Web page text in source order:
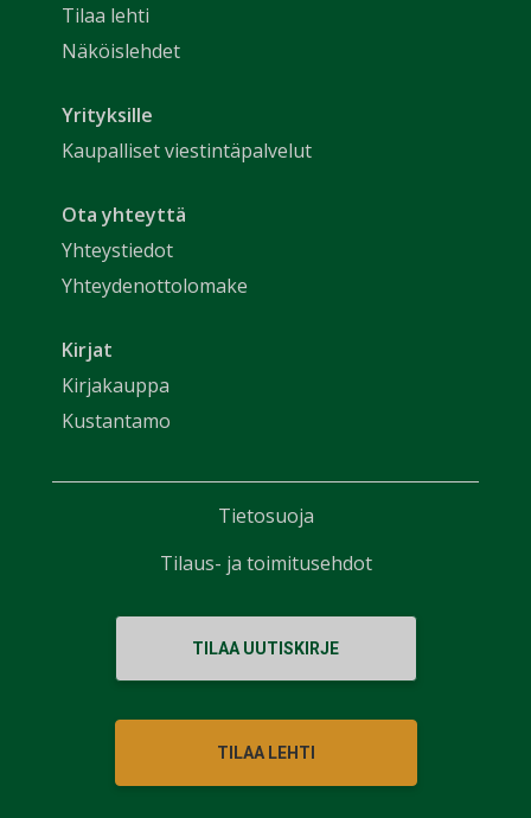
Tilaa lehti
Näköislehdet
Yrityksille
Kaupalliset viestintäpalvelut
Ota yhteyttä
Yhteystiedot
Yhteydenottolomake
Kirjat
Kirjakauppa
Kustantamo
TILAA UUTISKIRJE
TILAA LEHTI
Tietosuoja
Tilaus- ja toimitusehdot